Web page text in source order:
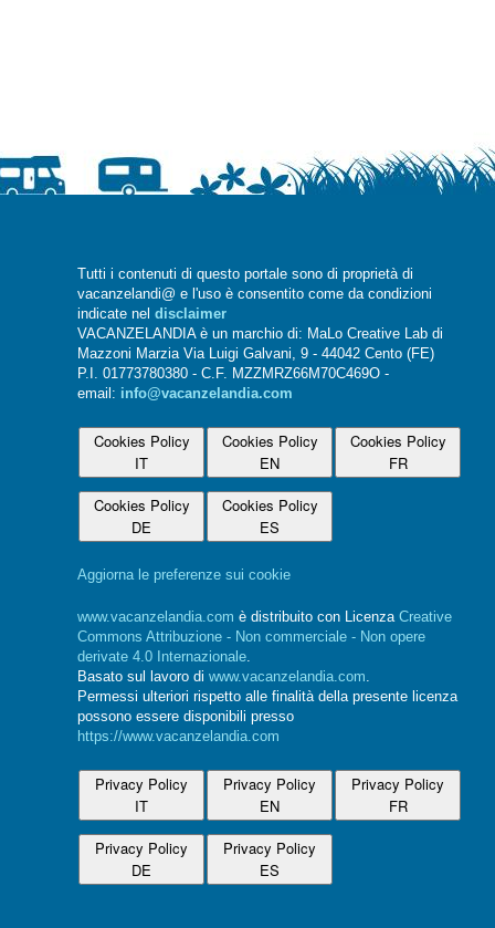
Tutti i contenuti di questo portale sono di proprietà di
vacanzelandi@ e l'uso è consentito come da condizioni
indicate nel disclaimer
VACANZELANDIA è un marchio di: MaLo Creative Lab di
Mazzoni Marzia Via Luigi Galvani, 9 - 44042 Cento (FE)
P.I. 01773780380 - C.F. MZZMRZ66M70C469O -
email: info@vacanzelandia.com
Cookies Policy
IT
Cookies Policy
EN
Cookies Policy
FR
Cookies Policy
DE
Cookies Policy
ES
Aggiorna le preferenze sui cookie
www.vacanzelandia.com è distribuito con Licenza Creative
Commons Attribuzione - Non commerciale - Non opere
derivate 4.0 Internazionale.
Basato sul lavoro di www.vacanzelandia.com.
Permessi ulteriori rispetto alle finalità della presente licenza
possono essere disponibili presso
https://www.vacanzelandia.com
Privacy Policy
IT
Privacy Policy
EN
Privacy Policy
FR
Privacy Policy
DE
Privacy Policy
ES